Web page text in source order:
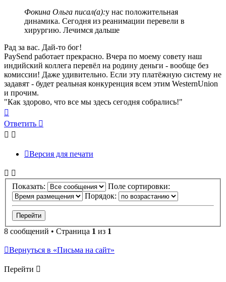
Фокина Ольга писал(а):у нас положительная
динамика. Сегодня из реанимации перевели в
хирургию. Лечимся дальше
Рад за вас. Дай-то бог!
PaySend работает прекрасно. Вчера по моему совету наш
индийский коллега перевёл на родину деньги - вообще без
комиссии! Даже удивительно. Если эту платёжную систему не
задавят - будет реальная конкуренция всем этим WesternUnion
и прочим.
"Как здорово, что все мы здесь сегодня собрались!"
к
началу
Ответить
Версия для печати
Показать:
Поле сортировки:
Порядок:
8 сообщений • Страница 1 из 1
Вернуться в «Письма на сайт»
Перейти